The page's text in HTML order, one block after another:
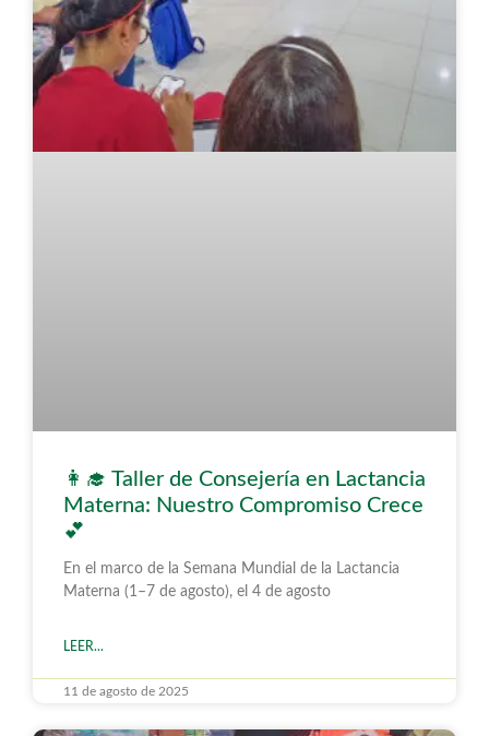
👩‍🎓 Taller de Consejería en Lactancia
Materna: Nuestro Compromiso Crece
💕
En el marco de la Semana Mundial de la Lactancia
Materna (1–7 de agosto), el 4 de agosto
LEER...
11 de agosto de 2025